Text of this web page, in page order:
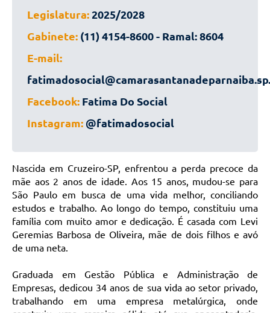
Legislatura:2025/2028
Gabinete: (11) 4154-8600 - Ramal: 8604
E-mail:
Facebook: Fatima Do Social
Instagram: @fatimadosocial
Nascida em Cruzeiro-SP, enfrentou a perda precoce da
mãe aos 2 anos de idade. Aos 15 anos, mudou-se para
São Paulo em busca de uma vida melhor, conciliando
estudos e trabalho. Ao longo do tempo, constituiu uma
família com muito amor e dedicação. É casada com Levi
Geremias Barbosa de Oliveira, mãe de dois filhos e avó
de uma neta.
Graduada em Gestão Pública e Administração de
Empresas, dedicou 34 anos de sua vida ao setor privado,
trabalhando em uma empresa metalúrgica, onde